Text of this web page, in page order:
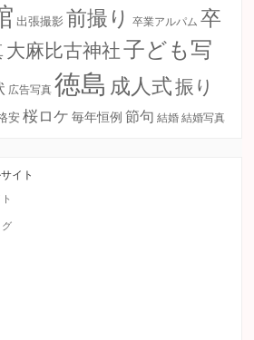
出張撮影 前撮り 卒業アルパム 卒
大麻比古神社子ども写
広告写真 徳島 成人式振り
安 桜ロケ 毎年恒例 節句 結婚 結婚写真
イト
グ